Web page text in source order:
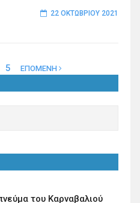
22 ΟΚΤΩΒΡΊΟΥ 2021
5 ΕΠΟΜΕΝΗ
του Καρναβαλιού